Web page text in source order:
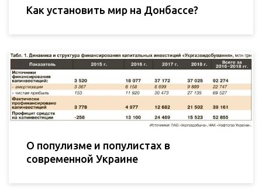
Как установить мир на Донбассе?
О популизме и популистах в
современной Украине